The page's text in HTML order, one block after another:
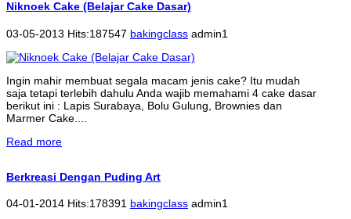
Niknoek Cake (Belajar Cake Dasar)
03-05-2013 Hits:187547 bakingclass admin1
Ingin mahir membuat segala macam jenis cake? Itu mudah
saja tetapi terlebih dahulu Anda wajib memahami 4 cake dasar
berikut ini : Lapis Surabaya, Bolu Gulung, Brownies dan
Marmer Cake....
Read more
Berkreasi Dengan Puding Art
04-01-2014 Hits:178391 bakingclass admin1